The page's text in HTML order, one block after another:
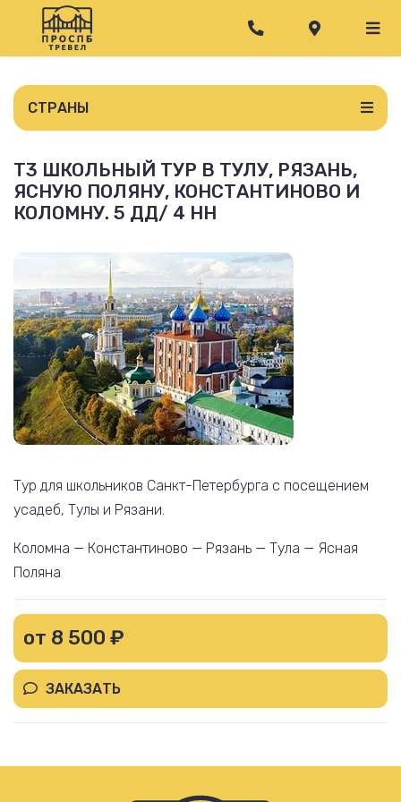
СТРАНЫ
Т3 ШКОЛЬНЫЙ ТУР В ТУЛУ, РЯЗАНЬ,
ЯСНУЮ ПОЛЯНУ, КОНСТАНТИНОВО И
КОЛОМНУ. 5 ДД/ 4 НН
Тур для школьников Санкт-Петербурга с посещением
усадеб, Тулы и Рязани.
Коломна — Константиново — Рязань — Тула — Ясная
Поляна
от 8 500 ₽
ЗАКАЗАТЬ